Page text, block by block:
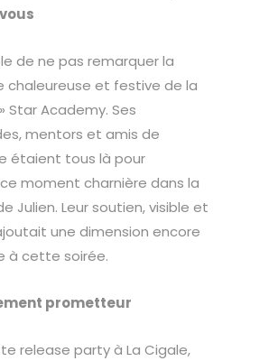
de ne pas remarquer la
chaleureuse et festive de la
Star Academy. Ses
mentors et amis de
étaient tous là pour
moment charnière dans la
Julien. Leur soutien, visible et
une dimension encore
à cette soirée.
prometteur
release party à La Cigale,